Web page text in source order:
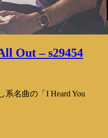
Out – s29454
系名曲の「I Heard You